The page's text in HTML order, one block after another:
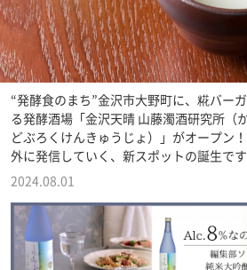
“発酵食のまち”金沢市大野町に、糀バー
る発酵酒場「金沢天晴 山藤濁酒研究所（
どぶろくけんきゅうじょ）」がオープン
外に発信していく、新スポットの誕生で
2024.08.01